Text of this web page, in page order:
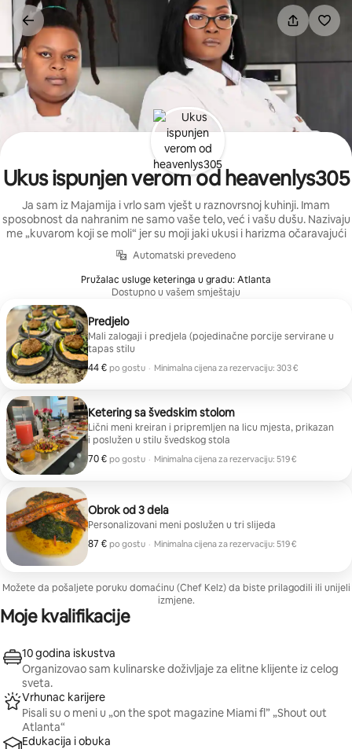
Pređi
sadržaj
Ukus ispunjen verom od heavenlys305
Ja sam iz Majamija i vrlo sam vješt u raznovrsnoj kuhinji. Imam
sposobnost da nahranim ne samo vaše telo, već i vašu dušu. Nazivaju
me „kuvarom koji se moli“ jer su moji jaki ukusi i harizma očaravajući
Automatski prevedeno
Pružalac usluge keteringa u gradu: Atlanta
Dostupno u vašem smještaju
Predjelo
Mali zalogaji i predjela (pojedinačne porcije servirane u
tapas stilu
44 € po gostu
44 € po gostu · Minimalna cijena za rezervaciju: 303 €
Ketering sa švedskim stolom
Lični meni kreiran i pripremljen na licu mjesta, prikazan
i poslužen u stilu švedskog stola
70 € po gostu
70 € po gostu · Minimalna cijena za rezervaciju: 519 €
Obrok od 3 dela
Personalizovani meni poslužen u tri slijeda
87 € po gostu
87 € po gostu · Minimalna cijena za rezervaciju: 519 €
Možete da pošaljete poruku domaćinu (Chef Kelz) da biste prilagodili ili unijeli
izmjene.
Moje kvalifikacije
10 godina iskustva
Organizovao sam kulinarske doživljaje za elitne klijente iz celog
sveta.
Vrhunac karijere
Pisali su o meni u „on the spot magazine Miami fl” „Shout out
Atlanta“
Edukacija i obuka